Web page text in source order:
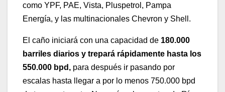
como YPF, PAE, Vista, Pluspetrol, Pampa
Energía, y las multinacionales Chevron y Shell.
El caño iniciará con una capacidad de 180.000
barriles diarios y trepará rápidamente hasta los
550.000 bpd, para después ir pasando por
escalas hasta llegar a por lo menos 750.000 bpd